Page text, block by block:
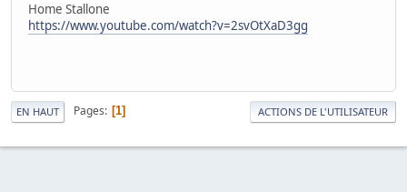
Home Stallone
https://www.youtube.com/watch?v=2svOtXaD3gg
EN HAUT Pages 1 ACTIONS DE L'UTILISATEUR